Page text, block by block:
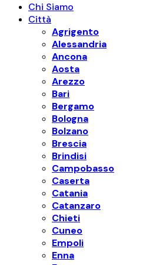
Chi Siamo
Città
Agrigento
Alessandria
Ancona
Aosta
Arezzo
Bari
Bergamo
Bologna
Bolzano
Brescia
Brindisi
Campobasso
Caserta
Catania
Catanzaro
Chieti
Cuneo
Empoli
Enna